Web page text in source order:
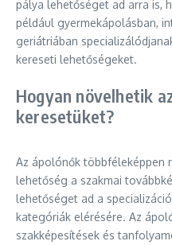
pálya lehetőséget ad arra is,
például gyermekápolásban,
geriátriában
kereseti lehetőségeket.
Hogyan növelhetik
keresetüket?
Az ápolónők többféleképpen
lehetőség a szakmai
lehetőséget ad a
kategóriák elérésére. Az
szakképesítések és